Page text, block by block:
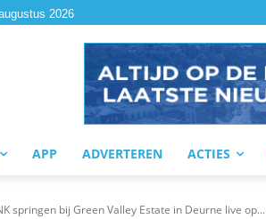
2026
APP ADVERTEREN ACTIES
springen bij Green Valley Estate in Deurne live op...